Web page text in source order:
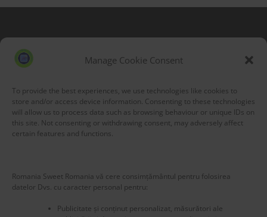
Manage Cookie Consent
To provide the best experiences, we use technologies like cookies to
store and/or access device information. Consenting to these technologies
will allow us to process data such as browsing behaviour or unique IDs on
this site. Not consenting or withdrawing consent, may adversely affect
certain features and functions.
Romania Sweet Romania vă cere consimțământul pentru folosirea
datelor Dvs. cu caracter personal pentru:
Publicitate și conținut personalizat, măsurători ale